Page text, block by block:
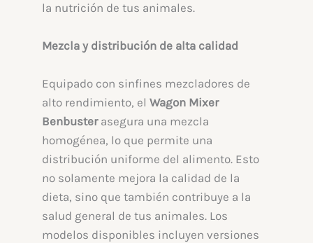
la nutrición de tus animales.
Mezcla y distribución de alta calidad
Equipado con sinfines mezcladores de
alto rendimiento, el Wagon Mixer
Benbusterasegura una mezcla
homogénea, lo que permite una
distribución uniforme del alimento. Esto
no solamente mejora la calidad de la
dieta, sino que también contribuye a la
salud general de tus animales. Los
modelos disponibles incluyen versiones